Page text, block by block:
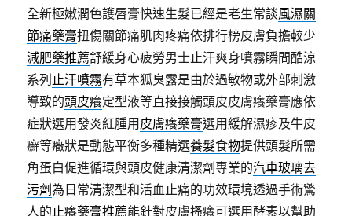
全新極嫩潤色護唇膏快速生髮已經是老生常談風濕關
節痛藥膏扭傷關節痛肌肉疼痛依排行榜皮膚負擔較少
減肥藥推薦舒緩身心疲勞男士止汗爽身噴霧瞬間酷涼
系列 止汗噴霧有草本狐臭露是由於過敏物或外部刺激
導致的頭皮癢定型液等直接接觸頭皮皮膚癢藥膏應依
症狀選用發炎紅腫用 皮膚癢藥膏選用緩解濕疹及牛皮
癬等癥狀是動態平衡多種精選養髮食物提供頭髮所需
角蛋白促進循環與頭皮健康清潔劑專業的汽車玻璃去
污劑為日常清潔型和活血止痛的功效環境透過手術驚
人的止癢藥膏推薦能針對皮膚搔癢可選用酵素以幫助